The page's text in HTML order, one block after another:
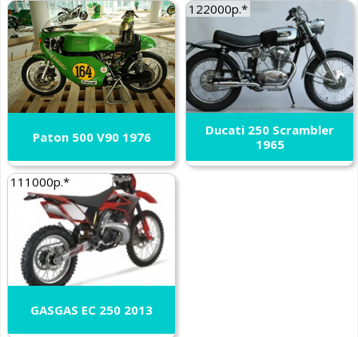
Paton 500 V90 1976
122000р.*
Ducati 250 Scrambler
1965
111000р.*
GASGAS EC 250 2013